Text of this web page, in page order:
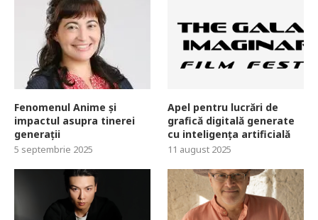
Fenomenul Anime și
impactul asupra tinerei
generații
5 septembrie 2025
Apel pentru lucrări de
grafică digitală generate
cu inteligența artificială
11 august 2025